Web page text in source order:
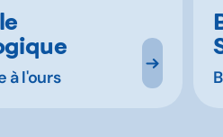
à l'ours